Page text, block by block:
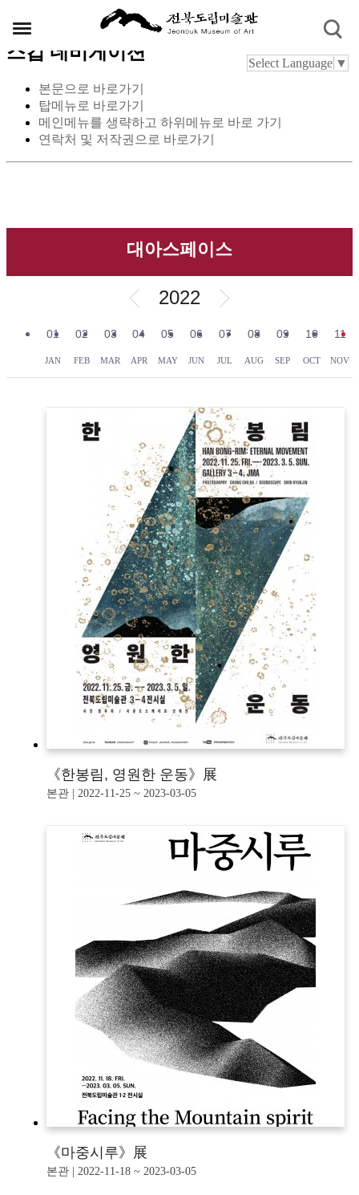
스킵 네비게이션
본문으로 바로가기
탑메뉴로 바로가기
메인메뉴를 생략하고 하위메뉴로 바로 가기
연락처 및 저작권으로 바로가기
Select Language ▼
대아스페이스
2022
01
JAN
02
FEB
03
MAR
04
APR
05
MAY
06
JUN
07
JUL
08
AUG
09
SEP
10
OCT
11
NOV
《한봉림, 영원한 운동》展
본관 | 2022-11-25 ~ 2023-03-05
《마중시루》展
본관 | 2022-11-18 ~ 2023-03-05